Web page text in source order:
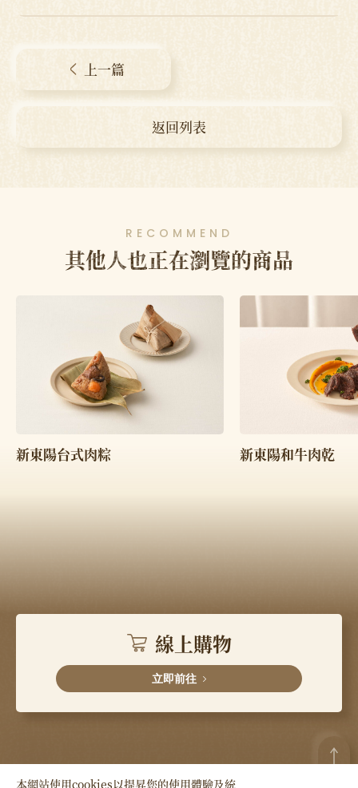
上一篇
返回列表
RECOMMEND
其他人也正在瀏覽的商品
新東陽台式肉粽 新東陽和牛肉乾
線上購物
立即前往
本網站使用cookies以提昇您的使用體驗及統